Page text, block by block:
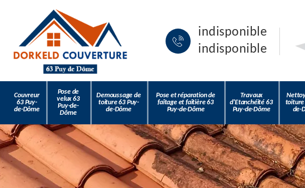
indisponible
indisponible
Couvreur
63 Puy-
de-Dôme
Pose de
velux 63
Puy-de-
Dôme
Demoussage de
toiture 63 Puy-
de-Dôme
Pose et réparation de
faîtage et faîtière 63
Puy-de-Dôme
Travaux
d'Etanchéité 63
Puy-de-Dôme
toiture
de-